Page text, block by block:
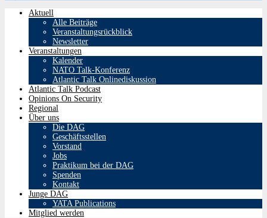
Aktuell
Alle Beiträge
Veranstaltungsrückblick
Newsletter
Veranstaltungen
Kalender
NATO Talk-Konferenz
Atlantic Talk Onlinediskussion
Atlantic Talk Podcast
Opinions On Security
Regional
Über uns
Die DAG
Geschäftsstellen
Vorstand
Jobs
Praktikum bei der DAG
Spenden
Kontakt
Junge DAG
YATA Publications
Mitglied werden